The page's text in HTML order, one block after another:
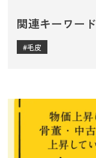
関連キーワード
毛皮